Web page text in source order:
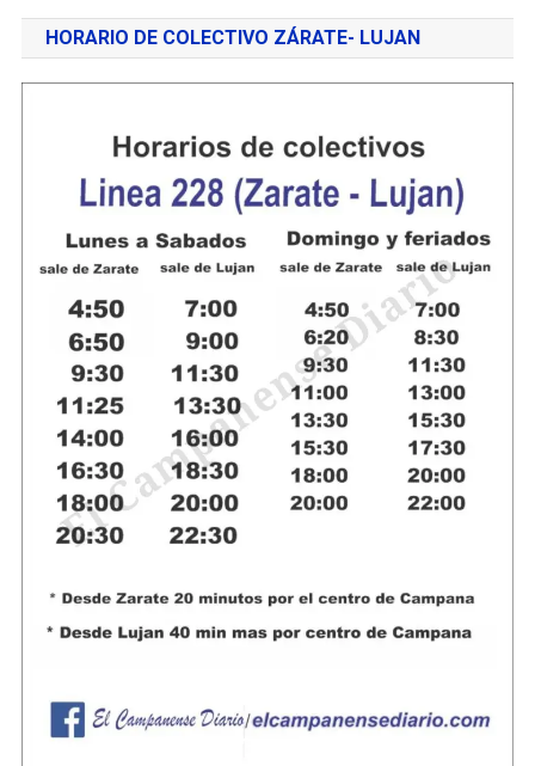
HORARIO DE COLECTIVO ZÁRATE- LUJAN